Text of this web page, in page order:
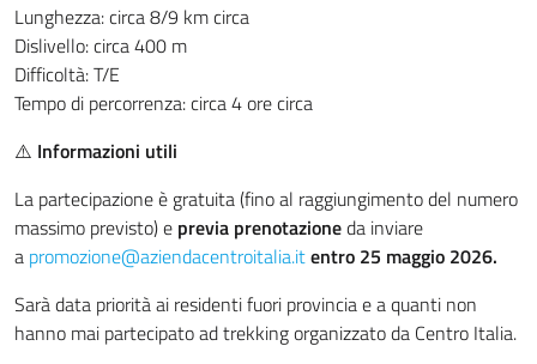
Lunghezza: circa 8/9 km circa
Dislivello: circa 400 m
Difficoltà: T/E
Tempo di percorrenza: circa 4 ore circa
⚠️ Informazioni utili
La partecipazione è gratuita (fino al raggiungimento del numero
massimo previsto) e previa prenotazioneda inviare
a promozione@aziendacentroitalia.itentro 25 maggio 2026.
Sarà data priorità ai residenti fuori provincia e a quanti non
hanno mai partecipato ad trekking organizzato da Centro Italia.